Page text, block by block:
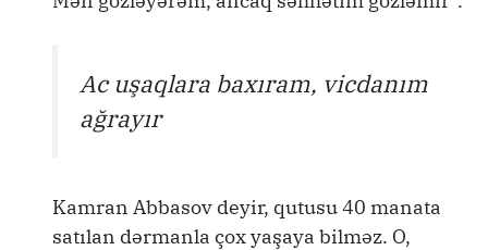
Ac uşaqlara baxıram, vicdanım
ağrayır
Kamran Abbasov deyir, qutusu 40 manata
satılan dərmanla çox yaşaya bilməz. O,